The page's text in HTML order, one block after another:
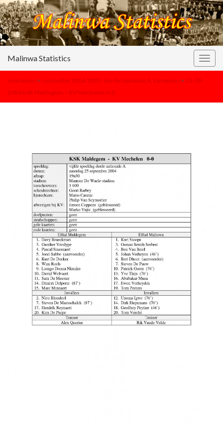
Malinwa Statistics
seizoenen > competitie 2004-2005: derde nationale A, kampioen > 25-09-
2004 KSK Maldegem – KV Mechelen 0-0